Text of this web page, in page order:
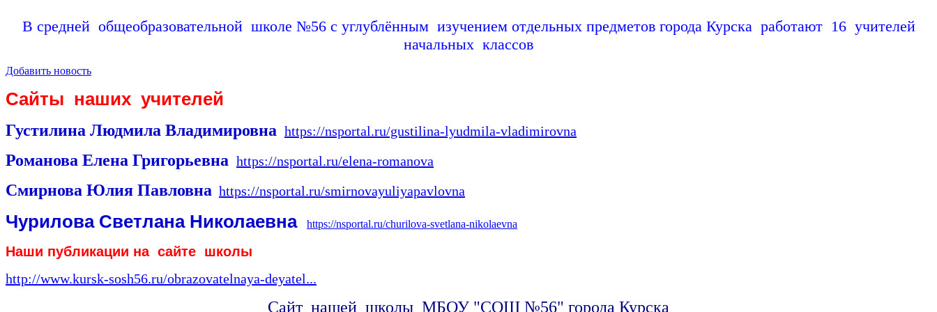
В средней общеобразовательной школе №56 с углублённым изучением отдельных предметов города Курска работают 16 учителей
начальных классов
Добавить новость
Сайты наших учителей
Густилина Людмила Владимировна https://nsportal.ru/gustilina-lyudmila-vladimirovna
Романова Елена Григорьевна https://nsportal.ru/elena-romanova
Смирнова Юлия Павловна https://nsportal.ru/smirnovayuliyapavlovna
Чурилова Светлана Николаевна https://nsportal.ru/churilova-svetlana-nikolaevna
Наши публикации на сайте школы
http://www.kursk-sosh56.ru/obrazovatelnaya-deyatel...
Сайт нашей школы МБОУ "СОШ №56" города Курска